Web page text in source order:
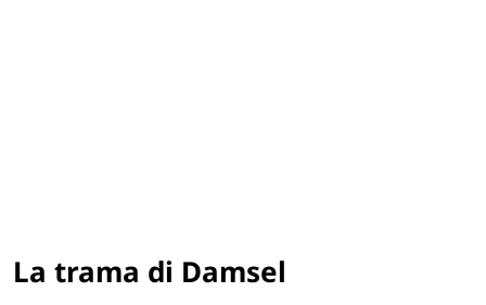
La trama di Damsel